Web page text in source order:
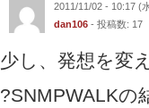
2011/11/02 - 10:17 (
dan106 - 投稿数: 17
少し、発想を変
?SNMPWALKの